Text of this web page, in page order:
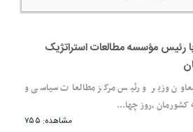
رئیس مؤسسه مطالعات استراتژیک
وزیر و رئیس مرکز مطالعات سیاسی و
کشورمان ،روز چها...
مشاهده: ۷۵۵